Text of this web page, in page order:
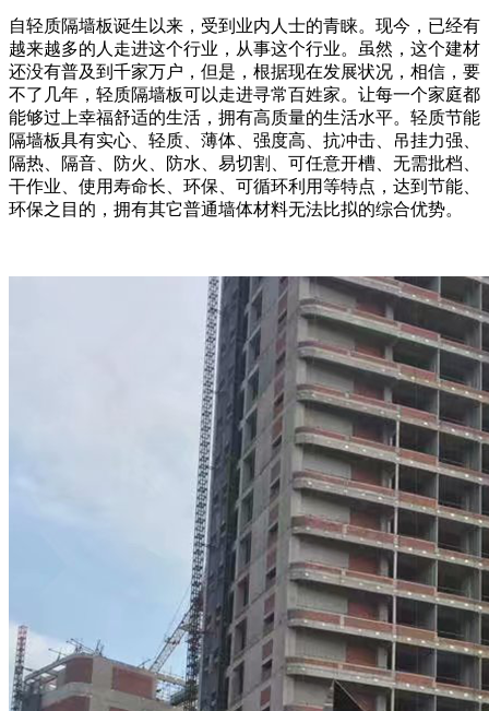
自轻质隔墙板诞生以来，受到业内人士的青睐。现今，已经有
越来越多的人走进这个行业，从事这个行业。虽然，这个建材
还没有普及到千家万户，但是，根据现在发展状况，相信，要
不了几年，轻质隔墙板可以走进寻常百姓家。让每一个家庭都
能够过上幸福舒适的生活，拥有高质量的生活水平。轻质节能
隔墙板具有实心、轻质、薄体、强度高、抗冲击、吊挂力强、
隔热、隔音、防火、防水、易切割、可任意开槽、无需批档、
干作业、使用寿命长、环保、可循环利用等特点，达到节能、
环保之目的，拥有其它普通墙体材料无法比拟的综合优势。